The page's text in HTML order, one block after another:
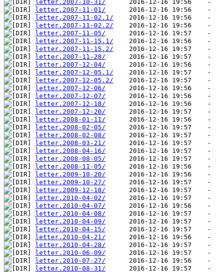
letter.2007-10-31/
letter.2007-11-01/
letter.2007-11-02.1/
letter.2007-11-02.2/
letter.2007-11-05/
letter.2007-11-15.1/
letter.2007-11-15.2/
letter.2007-11-28/
letter.2007-12-04/
letter.2007-12-05.1/
letter.2007-12-05.2/
letter.2007-12-06/
letter.2007-12-07/
letter.2007-12-18/
letter.2007-12-20/
letter.2008-01-11/
letter.2008-02-05/
letter.2008-02-08/
letter.2008-03-21/
letter.2008-04-16/
letter.2008-08-05/
letter.2008-11-05/
letter.2009-10-20/
letter.2009-10-27/
letter.2009-12-18/
letter.2010-04-02/
letter.2010-04-07/
letter.2010-04-08/
letter.2010-04-09/
letter.2010-04-15/
letter.2010-04-21/
letter.2010-04-28/
letter.2010-06-09/
letter.2010-07-27/
letter.2010-08-31/